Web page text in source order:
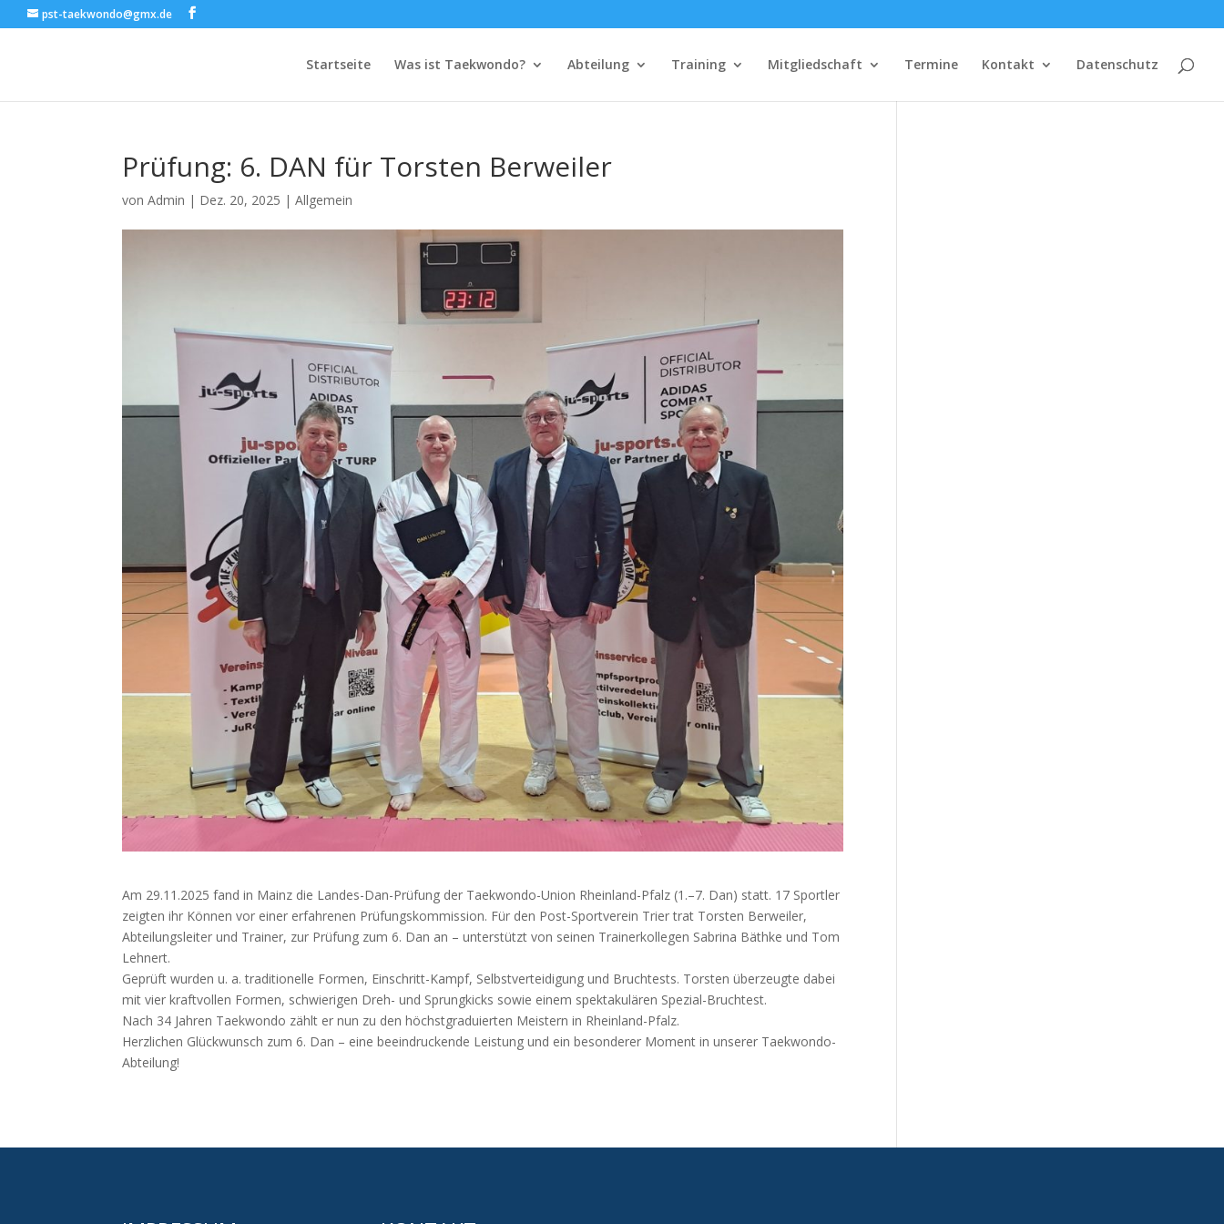
pst-taekwondo@gmx.de
Startseite Was ist Taekwondo? Abteilung Training Mitgliedschaft Termine Kontakt Datenschutz
Prüfung: 6. DAN für Torsten Berweiler
vonAdmin | Dez. 20, 2025 |Allgemein
Am 29.11.2025 fand in Mainz die Landes-Dan-Prüfung der Taekwondo-Union Rheinland-Pfalz (1.–7. Dan) statt. 17 Sportler
zeigten ihr Können vor einer erfahrenen Prüfungskommission. Für den Post-Sportverein Trier trat Torsten Berweiler,
Abteilungsleiter und Trainer, zur Prüfung zum 6. Dan an – unterstützt von seinen Trainerkollegen Sabrina Bäthke und Tom
Lehnert.
Geprüft wurden u. a. traditionelle Formen, Einschritt-Kampf, Selbstverteidigung und Bruchtests. Torsten überzeugte dabei
mit vier kraftvollen Formen, schwierigen Dreh- und Sprungkicks sowie einem spektakulären Spezial-Bruchtest.
Nach 34 Jahren Taekwondo zählt er nun zu den höchstgraduierten Meistern in Rheinland-Pfalz.
Herzlichen Glückwunsch zum 6. Dan – eine beeindruckende Leistung und ein besonderer Moment in unserer Taekwondo-
Abteilung!